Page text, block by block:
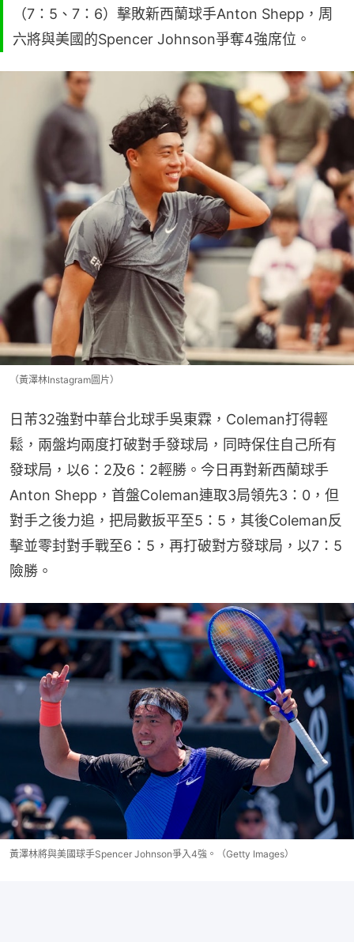
（7：5、7：6）擊敗新西蘭球手Anton Shepp，周
六將與美國的Spencer Johnson爭奪4強席位。
（黃澤林Instagram圖片）
日芾32強對中華台北球手吳東霖，Coleman打得輕
鬆，兩盤均兩度打破對手發球局，同時保住自己所有
發球局，以6：2及6：2輕勝。今日再對新西蘭球手
Anton Shepp，首盤Coleman連取3局領先3：0，但
對手之後力追，把局數扳平至5：5，其後Coleman反
擊並零封對手戰至6：5，再打破對方發球局，以7：5
險勝。
黃澤林將與美國球手Spencer Johnson爭入4強。（Getty Images）